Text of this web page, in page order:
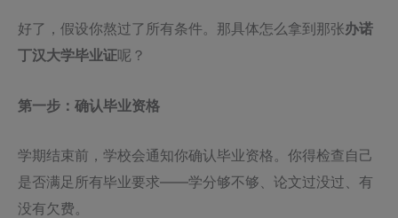
好了，假设你熬过了所有条件。那具体怎么拿到那张办诺
丁汉大学毕业证呢？
第一步：确认毕业资格
学期结束前，学校会通知你确认毕业资格。你得检查自己
是否满足所有毕业要求——学分够不够、论文过没过、有
没有欠费。